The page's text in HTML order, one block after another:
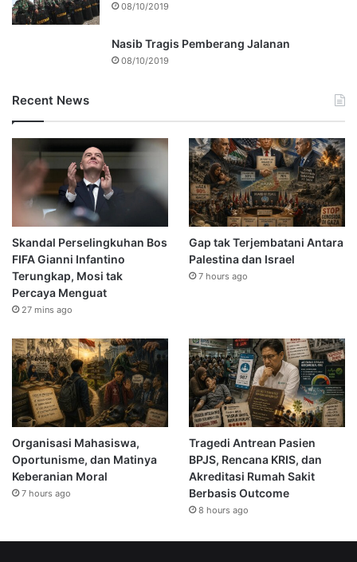
08/10/2019
Nasib Tragis Pemberang Jalanan
08/10/2019
Recent News
Skandal Perselingkuhan Bos
FIFA Gianni Infantino
Terungkap, Mosi tak
Percaya Menguat
27 mins ago
Gap tak Terjembatani Antara
Palestina dan Israel
7 hours ago
Organisasi Mahasiswa,
Oportunisme, dan Matinya
Keberanian Moral
7 hours ago
Tragedi Antrean Pasien
BPJS, Rencana KRIS, dan
Akreditasi Rumah Sakit
Berbasis Outcome
8 hours ago